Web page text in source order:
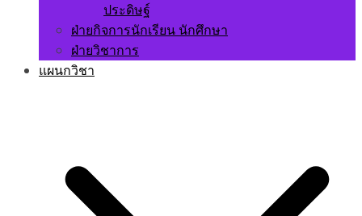
ประดิษฐ์
ฝ่ายกิจการนักเรียน นักศึกษา
ฝ่ายวิชาการ
แผนกวิชา